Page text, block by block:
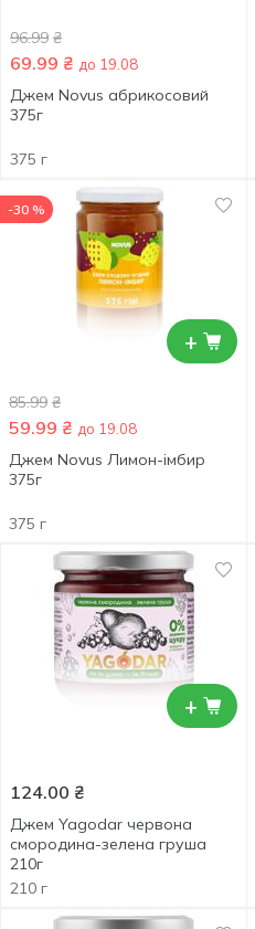
96.99 ₴
69.99 ₴ до 19.08
Джем Novus абрикосовий
375г
375 г
+
-30 %
85.99 ₴
59.99 ₴ до 19.08
Джем Novus Лимон-імбир
375г
375 г
+
124.00 ₴
Джем Yagodar червона
смородина-зелена груша
210г
210 г